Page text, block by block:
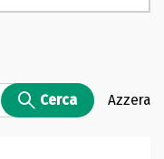
Cerca Azzera